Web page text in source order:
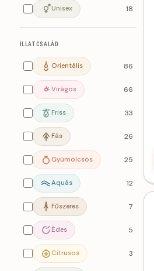
Unisex 18
ILLATCSALÁD
Orientális 86
Virágos 66
Friss 33
Fás 26
Gyümölcsös 25
Aquás 12
Fűszeres 7
Édes 5
Citrusos 3